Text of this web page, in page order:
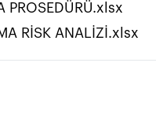
PROSEDÜRÜ.xlsx
RİSK ANALİZİ.xlsx